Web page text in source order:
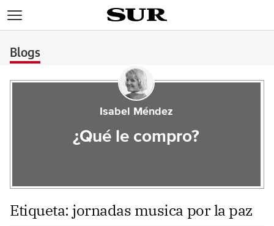
Blogs
Isabel Méndez
¿Qué le compro?
Etiqueta: jornadas musica por la paz